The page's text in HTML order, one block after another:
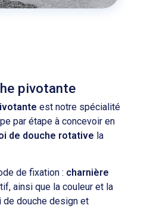
pivotante
est notre spécialité
par étape à concevoir en
de douche rotative la
de fixation : charnière
ainsi que la couleur et la
de douche design et